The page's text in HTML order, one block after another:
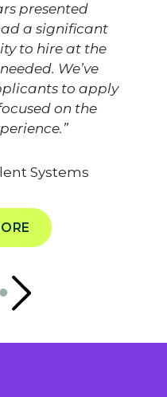
presented
a significant
to hire at the
We’ve
to apply
on the
Systems